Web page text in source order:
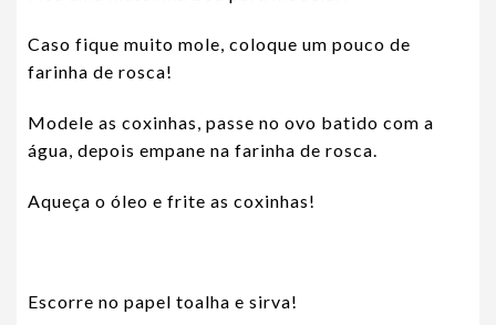
Caso fique muito mole, coloque um pouco de
farinha de rosca!
Modele as coxinhas, passe no ovo batido com a
água, depois empane na farinha de rosca.
Aqueça o óleo e frite as coxinhas!
Escorre no papel toalha e sirva!